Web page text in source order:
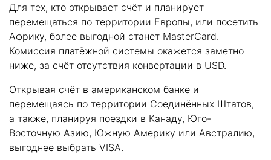
Для тех, кто открывает счёт и планирует
перемещаться по территории Европы, или посетить
Африку, более выгодной станет MasterCard.
Комиссия платёжной системы окажется заметно
ниже, за счёт отсутствия конвертации в USD.
Открывая счёт в американском банке и
перемещаясь по территории Соединённых Штатов,
а также, планируя поездки в Канаду, Юго-
Восточную Азию, Южную Америку или Австралию,
выгоднее выбрать VISA.